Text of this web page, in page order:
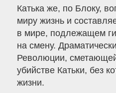
Катька же, по Блоку,
миру жизнь и
в мире, подлежащем
на смену.
Революции,
убийстве Катьки, без
жизни.